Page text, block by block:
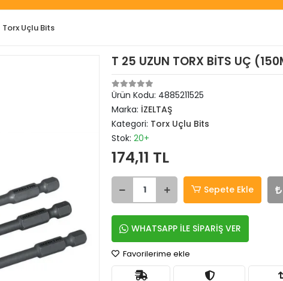
Torx Uçlu Bits
T 25 UZUN TORX BİTS UÇ
Ürün Kodu: 4885211525
Marka: İZELTAŞ
Kategori: Torx Uçlu Bits
Stok: 20+
174,11 TL
Sepete Ekle
WHATSAPP İLE SİPARİŞ VER
Favorilerime ekle